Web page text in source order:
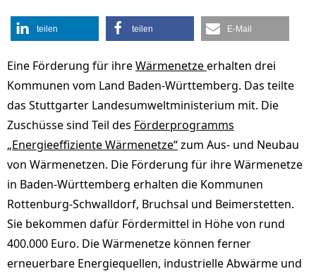
teilen teilen E-Mail
Eine Förderung für ihreWärmenetzeerhalten drei
Kommunen vom Land Baden-Württemberg. Das teilte
das Stuttgarter Landesumweltministerium mit. Die
Zuschüsse sind Teil des Förderprogramms
„Energieeffiziente Wärmenetze“zum Aus- und Neubau
von Wärmenetzen. Die Förderung für ihre Wärmenetze
in Baden-Württemberg erhalten die Kommunen
Rottenburg-Schwalldorf, Bruchsal und Beimerstetten.
Sie bekommen dafür Fördermittel in Höhe von rund
400.000 Euro. Die Wärmenetze können ferner
erneuerbare Energiequellen, industrielle Abwärme und